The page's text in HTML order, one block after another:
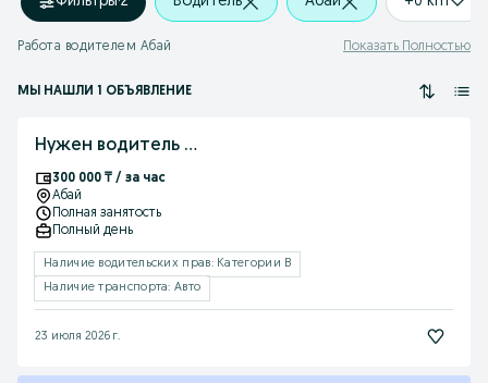
Работа водителем Абай Показать Полностью
МЫ НАШЛИ 1 ОБЪЯВЛЕНИЕ
Нужен водитель ...
300 000 ₸ / за час
Абай
Полная занятость
Полный день
Наличие водительских прав: Категории B
Наличие транспорта: Авто
23 июля 2026 г.